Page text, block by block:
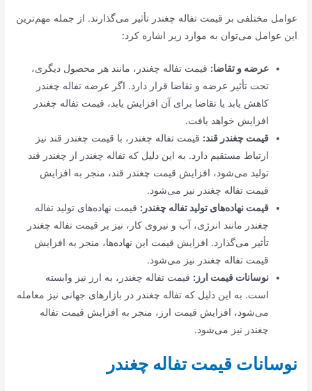
عوامل مختلفی بر قیمت تفاله چغندر تأثیر می‌گذارند. از جمله مهم‌ترین
این عوامل می‌توان به موارد زیر اشاره کرد:
عرضه و تقاضا: قیمت تفاله چغندر، مانند هر محصول دیگری،
تحت تأثیر عرضه و تقاضا قرار دارد. اگر عرضه تفاله چغندر
کاهش یابد یا تقاضا برای آن افزایش یابد، قیمت تفاله چغندر
افزایش خواهد یافت.
قیمت چغندر قند: قیمت تفاله چغندر، با قیمت چغندر قند نیز
ارتباط مستقیم دارد. به این دلیل که تفاله چغندر از چغندر قند
تولید می‌شود، افزایش قیمت چغندر قند، منجر به افزایش
قیمت تفاله چغندر نیز می‌شود.
قیمت نهاده‌های تولید تفاله چغندر: قیمت نهاده‌های تولید تفاله
چغندر مانند انرژی، آب و نیروی کار، نیز بر قیمت تفاله چغندر
تأثیر می‌گذارد. افزایش قیمت این نهاده‌ها، منجر به افزایش
قیمت تفاله چغندر نیز می‌شود.
نوسانات قیمت ارز: قیمت تفاله چغندر، به ارز نیز وابسته
است. به این دلیل که تفاله چغندر در بازارهای جهانی نیز معامله
می‌شود، افزایش قیمت ارز، منجر به افزایش قیمت تفاله
چغندر نیز می‌شود.
نوسانات قیمت تفاله چغندر